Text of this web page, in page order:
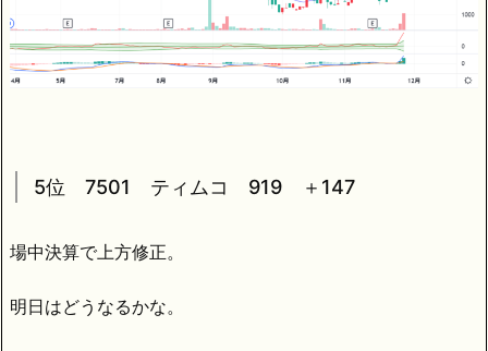
5位 7501 ティムコ 919 ＋147
場中決算で上方修正。
明日はどうなるかな。